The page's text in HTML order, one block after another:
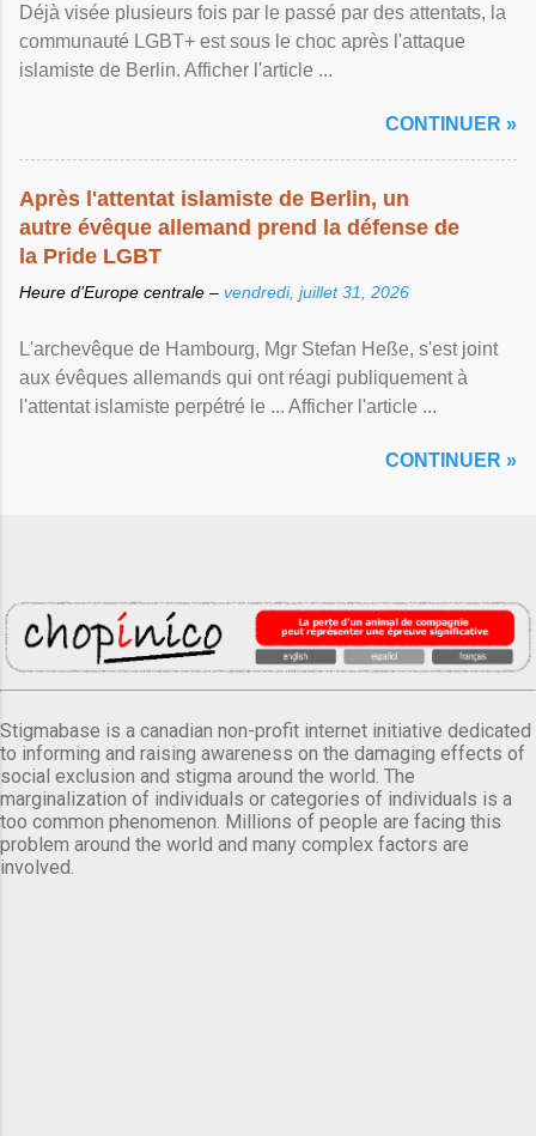
Déjà visée plusieurs fois par le passé par des attentats, la
communauté LGBT+ est sous le choc après l'attaque
islamiste de Berlin. Afficher l'article ...
CONTINUER »
Après l'attentat islamiste de Berlin, un
autre évêque allemand prend la défense de
la Pride LGBT
Heure d’Europe centrale – vendredi, juillet 31, 2026
L'archevêque de Hambourg, Mgr Stefan Heße, s'est joint
aux évêques allemands qui ont réagi publiquement à
l'attentat islamiste perpétré le ... Afficher l'article ...
CONTINUER »
Stigmabase is a canadian non-profit internet initiative dedicated
to informing and raising awareness on the damaging effects of
social exclusion and stigma around the world. The
marginalization of individuals or categories of individuals is a
too common phenomenon. Millions of people are facing this
problem around the world and many complex factors are
involved.